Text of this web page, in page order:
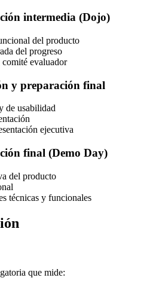
intermedia (Dojo)
del producto
del progreso
evaluador
y preparación final
de usabilidad
ejecutiva
final (Demo Day)
del producto
técnicas y funcionales
que mide: